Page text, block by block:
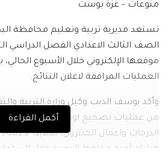
منوعات – غزة بوست
تستعد مديرية تربية وتعليم محافظة
موقعها الإلكتروني خلال الأسبوع الحالي،
العمليات المرافقة لاعلان النتائج.
وأكد يوسف الديب وكيل وزارة التربية
من عمليات تصحيح اوراق طلاب الشهادة
الدرجات واعمال الكنترول، تمهيدا
هشام آمنة محافظ البحيرة خلال الساعات
أكمل القراءة